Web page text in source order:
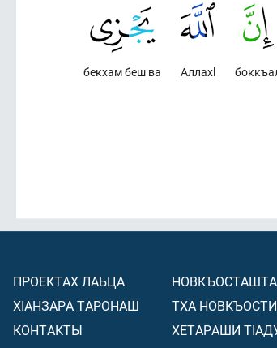
Аллахl
бекхам беш ва
ПРОЕКТАХ ЛАЬЦА
ХIАНЗАРА ТАРОНАШ
КОНТАКТЫ
ТХА
ХЕТАРАШИ